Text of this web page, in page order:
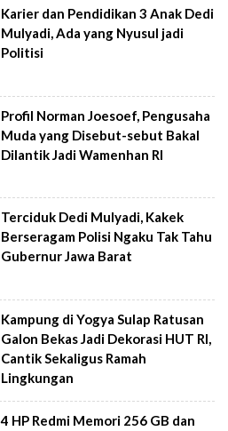
Karier dan Pendidikan 3 Anak Dedi
Mulyadi, Ada yang Nyusul jadi
Politisi
Profil Norman Joesoef, Pengusaha
Muda yang Disebut-sebut Bakal
Dilantik Jadi Wamenhan RI
Terciduk Dedi Mulyadi, Kakek
Berseragam Polisi Ngaku Tak Tahu
Gubernur Jawa Barat
Kampung di Yogya Sulap Ratusan
Galon Bekas Jadi Dekorasi HUT RI,
Cantik Sekaligus Ramah
Lingkungan
4 HP Redmi Memori 256 GB dan